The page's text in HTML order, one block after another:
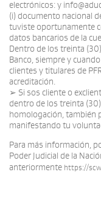
electrónicos: y
(i) documento nacional
tuviste oportunamente
datos bancarios de la
Dentro de los treinta
Banco, siempre y
clientes y titulares de
acreditación.
➢ Si sos cliente o
dentro de los treinta
homologación, también
manifestando tu
Para más información,
Poder Judicial de la
anteriormente https://